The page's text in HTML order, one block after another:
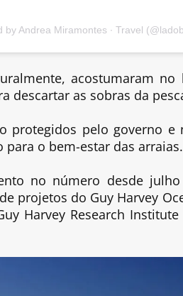
by Andrea Miramontes ∙ Travel
acostumaram
descartar as sobras da
protegidos pelo governo
o bem-estar das arraias.
no número desde
projetos do Guy Harvey
Harvey Research